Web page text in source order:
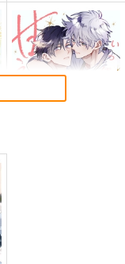
刑部姫
蘆屋道満
サンプル
カート